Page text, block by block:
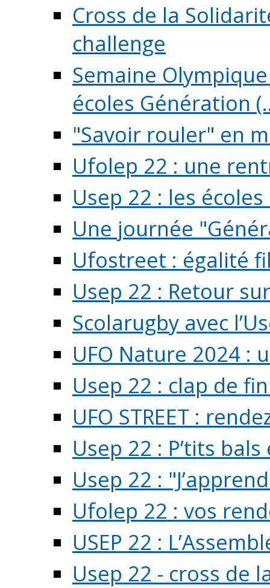
Cross de la
challenge
Semaine
écoles Génération
"Savoir rouler" en
Ufolep 22 : une
Usep 22 : les
Une journée
Ufostreet : égalité
Usep 22 : Retour
Scolarugby avec
UFO Nature 2024 :
Usep 22 : clap de
UFO STREET :
Usep 22 : P’tits
Usep 22 :
Ufolep 22 : vos
USEP 22 :
Usep 22 - cross de